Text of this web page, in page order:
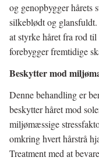
og genopbygger hårets
silkeblødt og
at styrke håret fra rod
forebygger fremtidige
Beskytter mod
Denne behandling er
beskytter håret mod
miljømæssige
omkring hvert hårstrå
Treatment med at